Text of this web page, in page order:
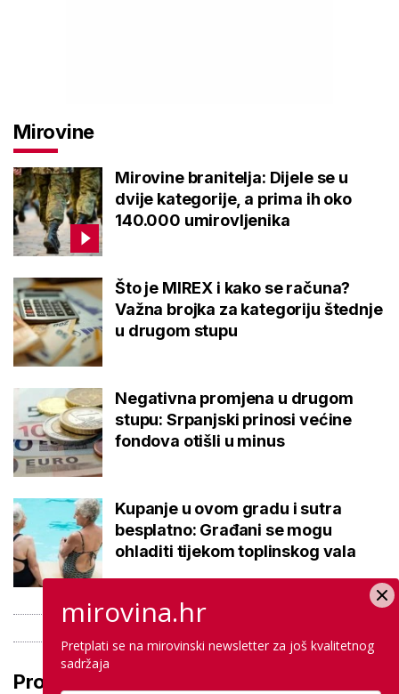
Mirovine
Mirovine branitelja: Dijele se u
dvije kategorije, a prima ih oko
140.000 umirovljenika
Što je MIREX i kako se računa?
Važna brojka za kategoriju štednje
u drugom stupu
Negativna promjena u drugom
stupu: Srpanjski prinosi većine
fondova otišli u minus
Kupanje u ovom gradu i sutra
besplatno: Građani se mogu
ohladiti tijekom toplinskog vala
Pročitaj još
mirovina.hr
Pretplati se na mirovinski newsletter za još kvalitetnog
sadržaja